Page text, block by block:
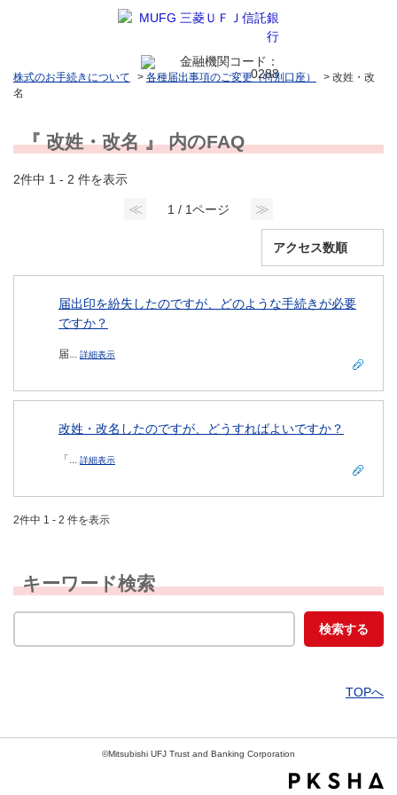
株式のお手続きについて > 各種届出事項のご変更（特別口座） > 改姓・改
名
『 改姓・改名 』 内のFAQ
2件中 1 - 2 件を表示
≪ 1 / 1ページ ≫
届出印を紛失したのですが、どのような手続きが必要
ですか？
届... 詳細表示
改姓・改名したのですが、どうすればよいですか？
「... 詳細表示
2件中 1 - 2 件を表示
キーワード検索
TOPへ
©Mitsubishi UFJ Trust and Banking Corporation